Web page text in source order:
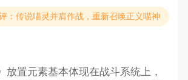
：传说喵灵并肩作战，重新召唤正义喵神
放置元素基本体现在战斗系统上，